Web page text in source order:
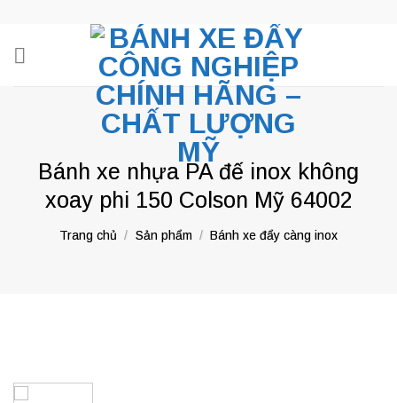
content
Bánh xe nhựa PA đế inox không
xoay phi 150 Colson Mỹ 64002
Trang chủ / Sản phẩm / Bánh xe đẩy càng inox